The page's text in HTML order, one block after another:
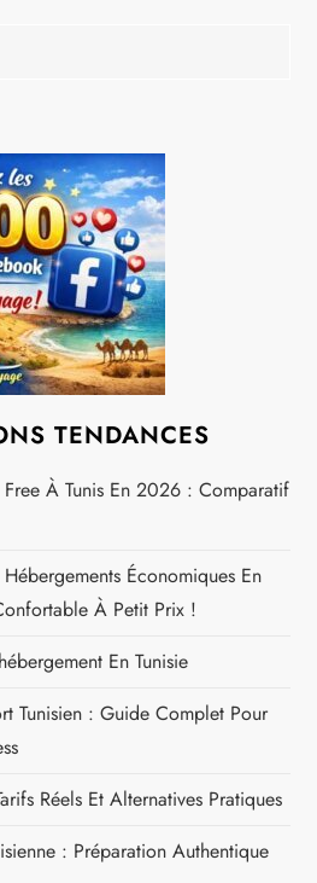
TENDANCES
À Tunis En 2026 : Comparatif
Économiques En
À Petit Prix !
En Tunisie
Tunisien : Guide Complet Pour
Réels Et Alternatives Pratiques
: Préparation Authentique